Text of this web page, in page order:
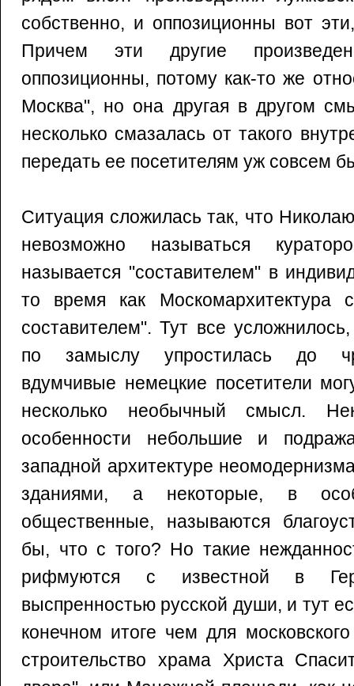
собственно, и оппозиционны вот
Причем эти другие
оппозиционны, потому как-то же
Москва", но она другая в другом
несколько смазалась от такого
передать ее посетителям уж совсем
Ситуация сложилась так, что
невозможно называться
называется "составителем" в
то время как Москомархитектура
составителем". Тут все
по замыслу упростилась до
вдумчивые немецкие посетители
несколько необычный смысл.
особенности небольшие и
западной архитектуре
зданиями, а некоторые, в
общественные, называются
бы, что с того? Но такие
рифмуются с известной в
выспренностью русской души, и тут
конечном итоге чем для
строительство храма Христа